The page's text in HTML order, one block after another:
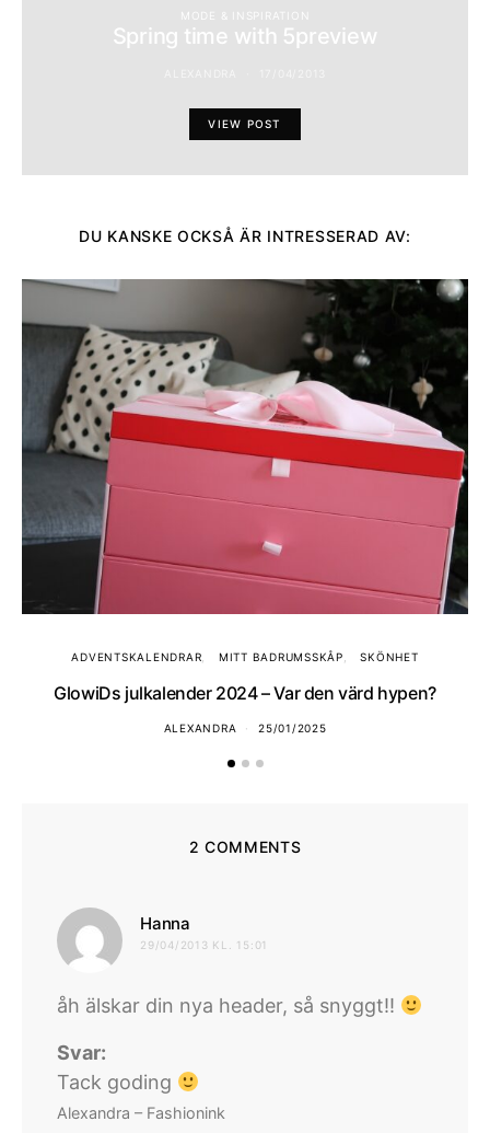
MODE & INSPIRATION
Spring time with 5preview
VIEW POST
DU KANSKE OCKSÅ ÄR INTRESSERAD AV:
ADVENTSKALENDRAR MITT BADRUMSSKÅP SKÖNHET
GlowiDs julkalender 2024 – Var den värd hypen?
ALEXANDRA 25/01/2025
2 COMMENTS
Hanna
29/04/2013 KL. 15:01
åh älskar din nya header, så snyggt!!
Svar:
Tack goding
Alexandra – Fashionink